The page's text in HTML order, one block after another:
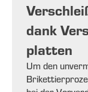
dank
platten
Um den